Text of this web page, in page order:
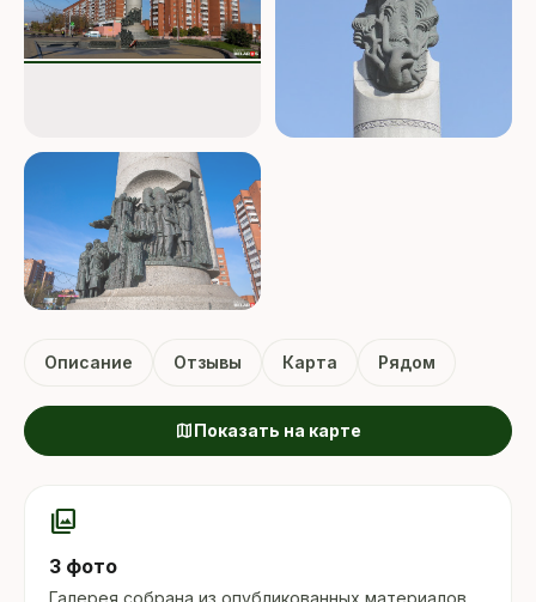
Описание Отзывы Карта Рядом
mapПоказать на карте
photo_library
3 фото
Галерея собрана из опубликованных материалов